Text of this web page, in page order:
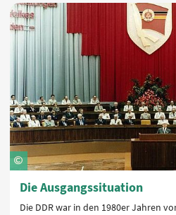
Die Ausgangssituation
Die DDR war in den 1980er Jahren